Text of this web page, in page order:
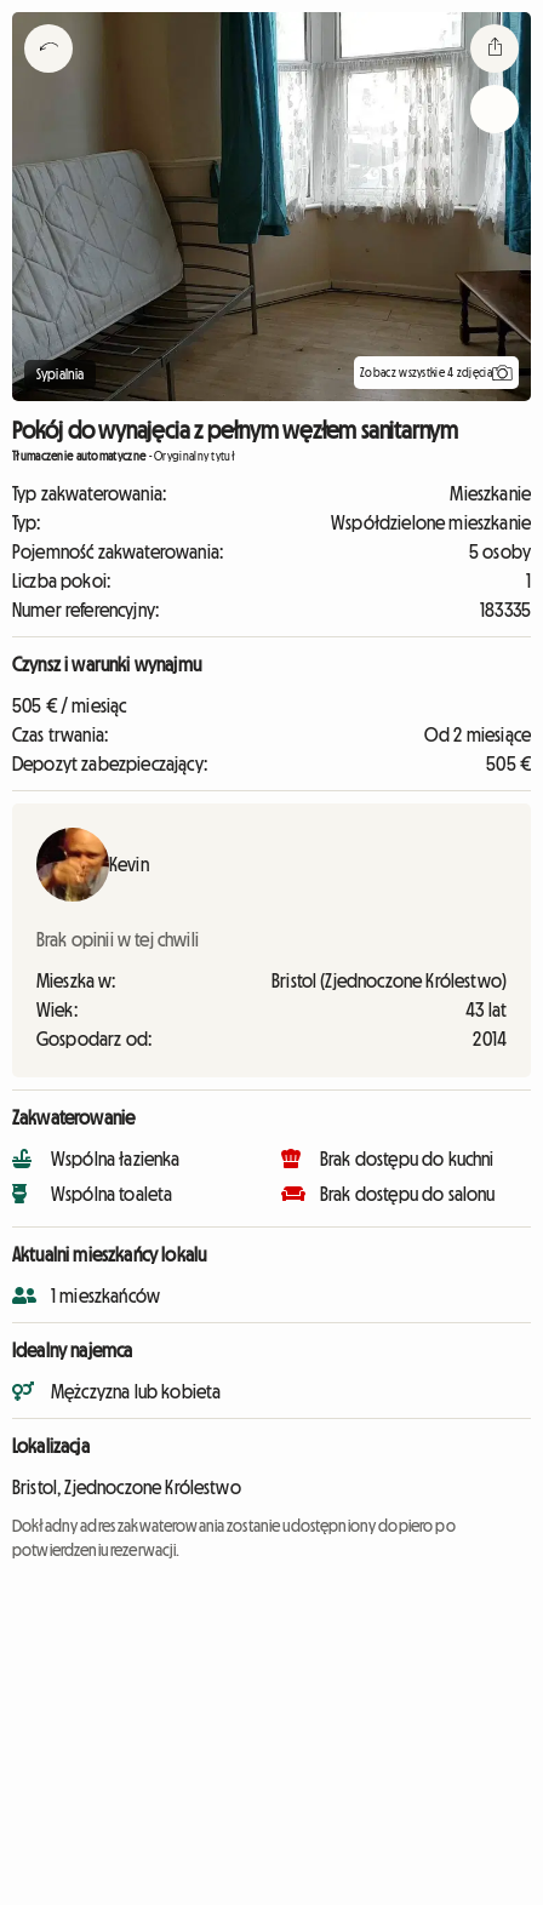
Sypialnia Zobacz wszystkie 4 zdjęcia
Pokój do wynajęcia z pełnym węzłem sanitarnym
Tłumaczenie automatyczne-Oryginalny tytuł
Typ zakwaterowania:
Mieszkanie
Typ:
Współdzielone mieszkanie
Pojemność zakwaterowania:
5 osoby
Liczba pokoi:
1
Numer referencyjny:
183335
Czynsz i warunki wynajmu
505 € / miesiąc
Czas trwania:
Od 2 miesiące
Depozyt zabezpieczający:
505 €
Kevin
Brak opinii w tej chwili
Mieszka w:
Bristol (Zjednoczone Królestwo)
Wiek:
43 lat
Gospodarz od:
2014
Zakwaterowanie
Wspólna łazienka
Wspólna toaleta
Brak dostępu do kuchni
Brak dostępu do salonu
Aktualni mieszkańcy lokalu
1 mieszkańców
Idealny najemca
Mężczyzna lub kobieta
Lokalizacja
Bristol, Zjednoczone Królestwo
Dokładny adres zakwaterowania zostanie udostępniony dopiero po
potwierdzeniu rezerwacji.